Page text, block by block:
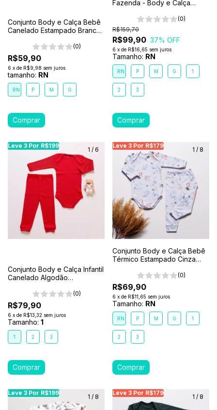
Conjunto Body e Calça Bebê
Canelado Estampado Branco-
(0)
R$59,90
6 x de R$9,98 sem juros
tamanho: RN
RN P M G
Fazenda - Body e Calça
Premium
(0)
R$99,90
R$159,70
37% OFF
6 x de R$16,65 sem juros
Tamanho: RN
RN P M G 1
2 3
Leve 3 Por R$199
Leve 3 Por R$199 Leve 3 Por R$199 Leve
1 / 6
Conjunto Body e Calça Infantil
Canelado Algodão
(0)
R$79,90
6 x de R$13,32 sem juros
Tamanho: 1
1 2 3
Leve 3 Por R$179
Leve 3 Por R$179
1 / 8
Conjunto Body e Calça Bebê
Térmico Estampado Cinza
(0)
R$69,90
6 x de R$11,65 sem juros
Tamanho: RN
RN P M G 1
2 3
Leve 3 Por R$199
Leve 3 Por R$199 Leve 3 Por R$199 Leve
1 / 8
Leve 3 Por R$179
Leve 3 Por R$179
1 / 8